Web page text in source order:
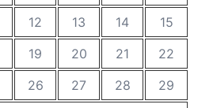
12 13 14
15
19 20 21
22
26 27 28
29